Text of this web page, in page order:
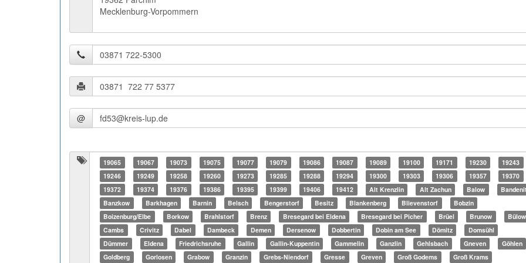
Mecklenburg-Vorpommern
@
19065 19067 19073 19075 19077 19079 19086 19087 19089 19100 19171 19230
19243
19246
19249 19258 19260 19273 19285 19288 19294 19300 19303 19306 19357
19370
19372
19374 19376 19386 19395 19399 19406 19412 Alt Krenzlin Alt Zachun Balow
Banzkow
Barkhagen Barnin Belsch Bengerstorf Besitz Blankenberg Blievenstorf
Bobzin
Boizenburg/Elbe
Borkow Brahlstorf Brenz Bresegard bei Eldena Bresegard bei Picher Brüel Brunow
Bülow
Cambs
Crivitz Dabel Dambeck Demen Dersenow Dobbertin Dobin am See Dömitz
Domsühl
Dümmer
Eldena Friedrichsruhe Gallin Gallin-Kuppentin Gammelin Ganzlin Gehlsbach Gneven
Göhlen
Goldberg
Gorlosen Grabow Granzin Grebs-Niendorf Gresse Greven Groß Godems Groß Krams